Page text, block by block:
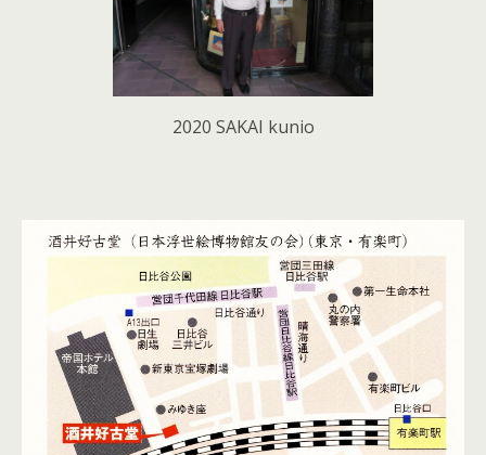
2020 SAKAI kunio